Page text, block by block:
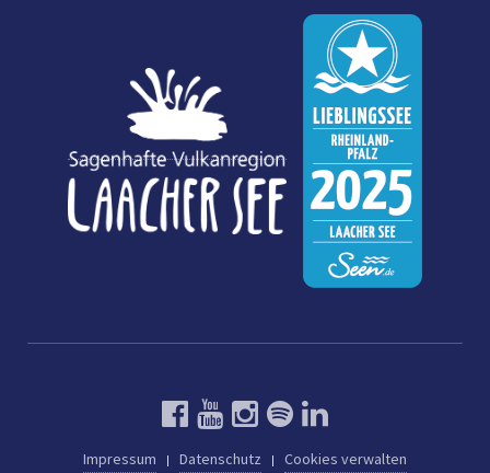
Impressum Datenschutz Cookies verwalten